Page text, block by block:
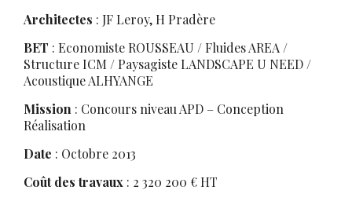
Architectes : JF Leroy, H Pradère
BET : Economiste ROUSSEAU / Fluides AREA /
Structure ICM / Paysagiste LANDSCAPE U NEED /
Acoustique ALHYANGE
Mission : Concours niveau APD – Conception
Réalisation
Date : Octobre 2013
Coût des travaux : 2 320 200 € HT